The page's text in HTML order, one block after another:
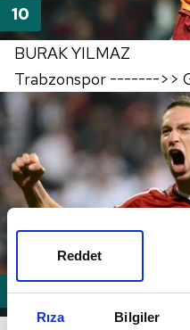
Rıza Bilgiler
Reddet
BURAK YILMAZ
Trabzonspor ------->>